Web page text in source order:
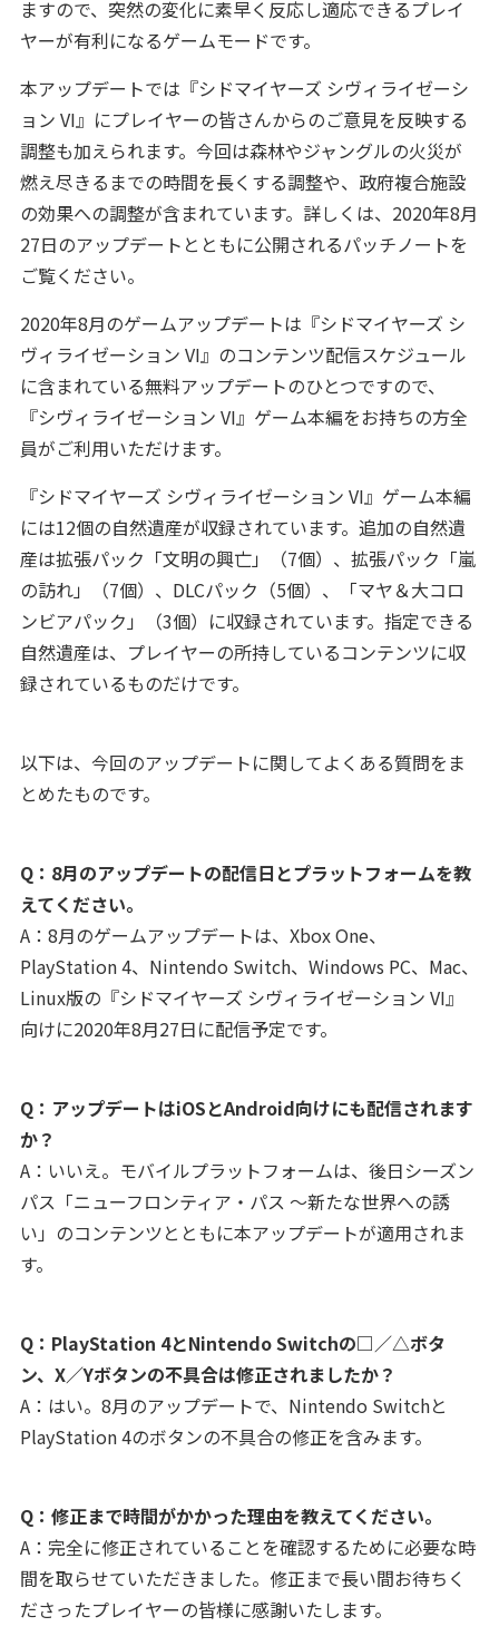
ますので、突然の変化に素早く反応し適応できるプレイ
ヤーが有利になるゲームモードです。
本アップデートでは『シドマイヤーズ シヴィライゼーシ
ョン VI』にプレイヤーの皆さんからのご意見を反映する
調整も加えられます。今回は森林やジャングルの火災が
燃え尽きるまでの時間を長くする調整や、政府複合施設
の効果への調整が含まれています。詳しくは、2020年8月
27日のアップデートとともに公開されるパッチノートを
ご覧ください。
2020年8月のゲームアップデートは『シドマイヤーズ シ
ヴィライゼーション VI』のコンテンツ配信スケジュール
に含まれている無料アップデートのひとつですので、
『シヴィライゼーション VI』ゲーム本編をお持ちの方全
員がご利用いただけます。
『シドマイヤーズ シヴィライゼーション VI』ゲーム本編
には12個の自然遺産が収録されています。追加の自然遺
産は拡張パック「文明の興亡」（7個）、拡張パック「嵐
の訪れ」（7個）、DLCパック（5個）、「マヤ＆大コロ
ンビアパック」（3個）に収録されています。指定できる
自然遺産は、プレイヤーの所持しているコンテンツに収
録されているものだけです。
以下は、今回のアップデートに関してよくある質問をま
とめたものです。
Q：8月のアップデートの配信日とプラットフォームを教
えてください。
A：8月のゲームアップデートは、Xbox One、
PlayStation 4、Nintendo Switch、Windows PC、Mac、
Linux版の『シドマイヤーズ シヴィライゼーション VI』
向けに2020年8月27日に配信予定です。
Q：アップデートはiOSとAndroid向けにも配信されます
か？
A：いいえ。モバイルプラットフォームは、後日シーズン
パス「ニューフロンティア・パス ～新たな世界への誘
い」のコンテンツとともに本アップデートが適用されま
す。
Q：PlayStation 4とNintendo Switchの□／△ボタ
ン、X／Yボタンの不具合は修正されましたか？
A：はい。8月のアップデートで、Nintendo Switchと
PlayStation 4のボタンの不具合の修正を含みます。
Q：修正まで時間がかかった理由を教えてください。
A：完全に修正されていることを確認するために必要な時
間を取らせていただきました。修正まで長い間お待ちく
ださったプレイヤーの皆様に感謝いたします。